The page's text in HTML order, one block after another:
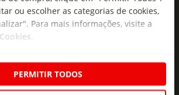
ou escolher as categorias de cookies,
Para mais informações, visite a
.
PERMITIR TODOS
mais frescas no
para si.